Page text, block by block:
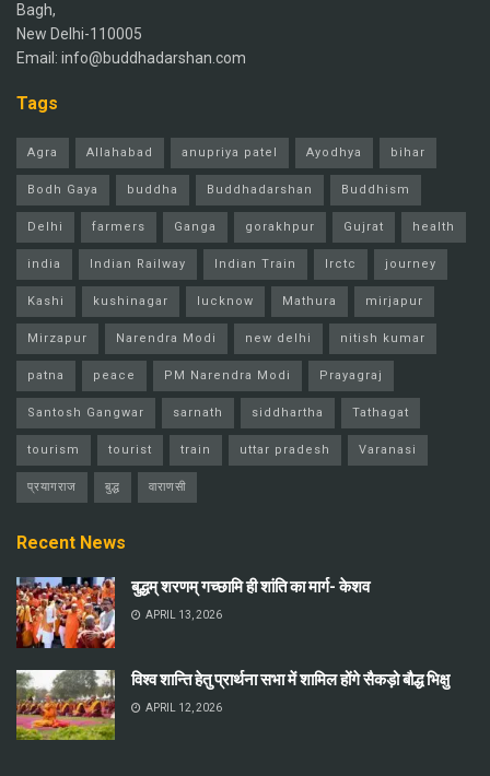
Bagh,
New Delhi-110005
Email: info@buddhadarshan.com
Tags
Agra Allahabad anupriya patel Ayodhya bihar
Bodh Gaya buddha Buddhadarshan Buddhism
Delhi farmers Ganga gorakhpur Gujrat health
india Indian Railway Indian Train Irctc journey
Kashi kushinagar lucknow Mathura mirjapur
Mirzapur Narendra Modi new delhi nitish kumar
patna peace PM Narendra Modi Prayagraj
Santosh Gangwar sarnath siddhartha Tathagat
tourism tourist train uttar pradesh Varanasi
प्रयागराज बुद्ध वाराणसी
Recent News
बुद्धम् शरणम् गच्छामि ही शांति का मार्ग- केशव
APRIL 13, 2026
विश्व शान्ति हेतु प्रार्थना सभा में शामिल होंगे सैकड़ो बौद्ध भिक्षु
APRIL 12, 2026